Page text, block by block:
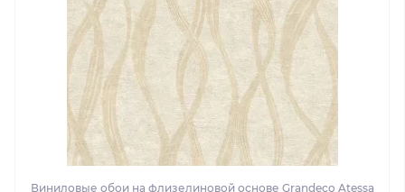
Виниловые обои на флизелиновой основе Grandeco Atessa